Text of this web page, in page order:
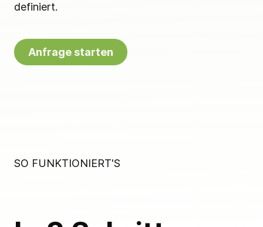
definiert.
Anfrage starten
SO FUNKTIONIERT'S